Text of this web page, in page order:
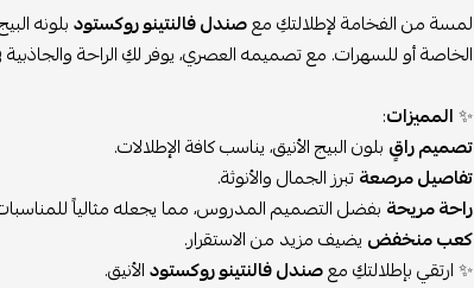
لمسة من الفخامة لإطلالتكِ معصندل فالنتينو روكستودبلونه
الخاصة أو للسهرات. مع تصميمه العصري، يوفر لكِ الراحة
✨المميزات:
تصميم راقٍ بلون البيج الأنيق، يناسب كافة الإطلالات.
تفاصيل مرصعةتبرز الجمال والأنوثة.
راحة مريحة بفضل التصميم المدروس، مما يجعله مثالياً
كعب منخفض يضيف مزيد من الاستقرار.
✨ ارتقي بإطلالتكِ معصندل فالنتينو روكستودالأنيق.